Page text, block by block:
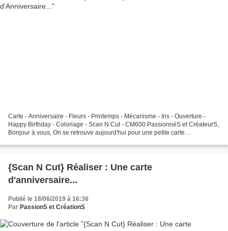
Carte - Anniversaire - Fleurs - Printemps - Mécanisme - Iris - Ouverture -
Happy Birthday - Coloriage - Scan N Cut - CM600 PassionnéS et CréateurS,
Bonjour à vous, On se retrouve aujourd'hui pour une petite carte
{Scan N Cut} Réaliser : Une carte
d'anniversaire...
Publié le 18/06/2019 à 16:36
Par PassionS et CréationS